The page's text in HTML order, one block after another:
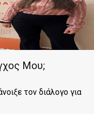
Μου;
τον διάλογο για